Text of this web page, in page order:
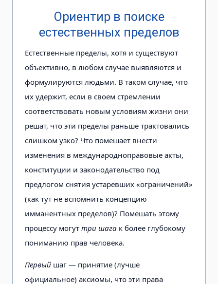
Ориентир в поиске
естественных пределов
Естественные пределы, хотя и существуют
объективно, в любом случае выявляются и
формулируются людьми. В таком случае, что
их удержит, если в своем стремлении
соответствовать новым условиям жизни они
решат, что эти пределы раньше трактовались
слишком узко? Что помешает внести
изменения в международноправовые акты,
конституции и законодательство под
предлогом снятия устаревших «ограничений»
(как тут не вспомнить концепцию
имманентных пределов)? Помешать этому
процессу могут три шага к более глубокому
пониманию прав человека.
Первый шаг — принятие (лучше
официальное) аксиомы, что эти права